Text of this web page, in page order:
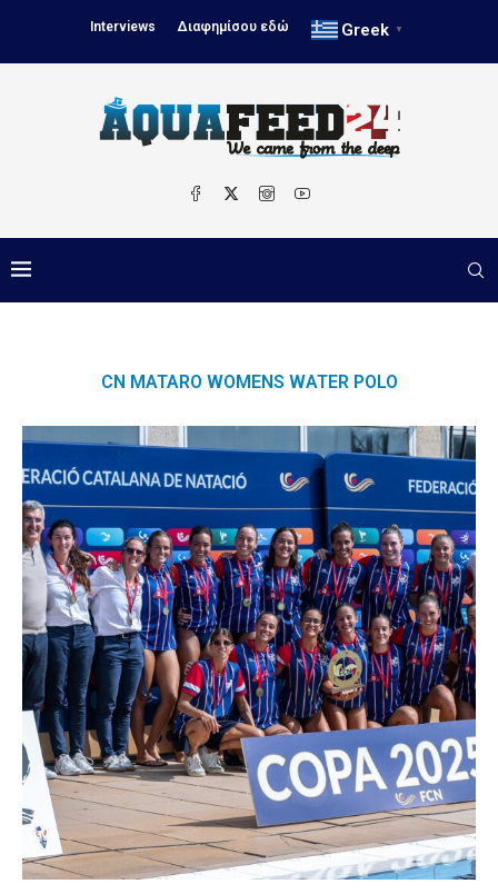
Interviews Διαφημίσου εδώ Greek ▼
CN MATARO WOMENS WATER POLO